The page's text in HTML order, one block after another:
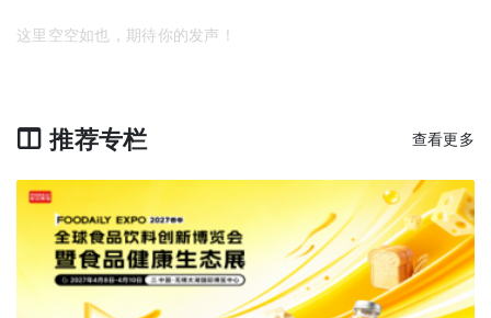
这里空空如也，期待你的发声！
推荐专栏 查看更多